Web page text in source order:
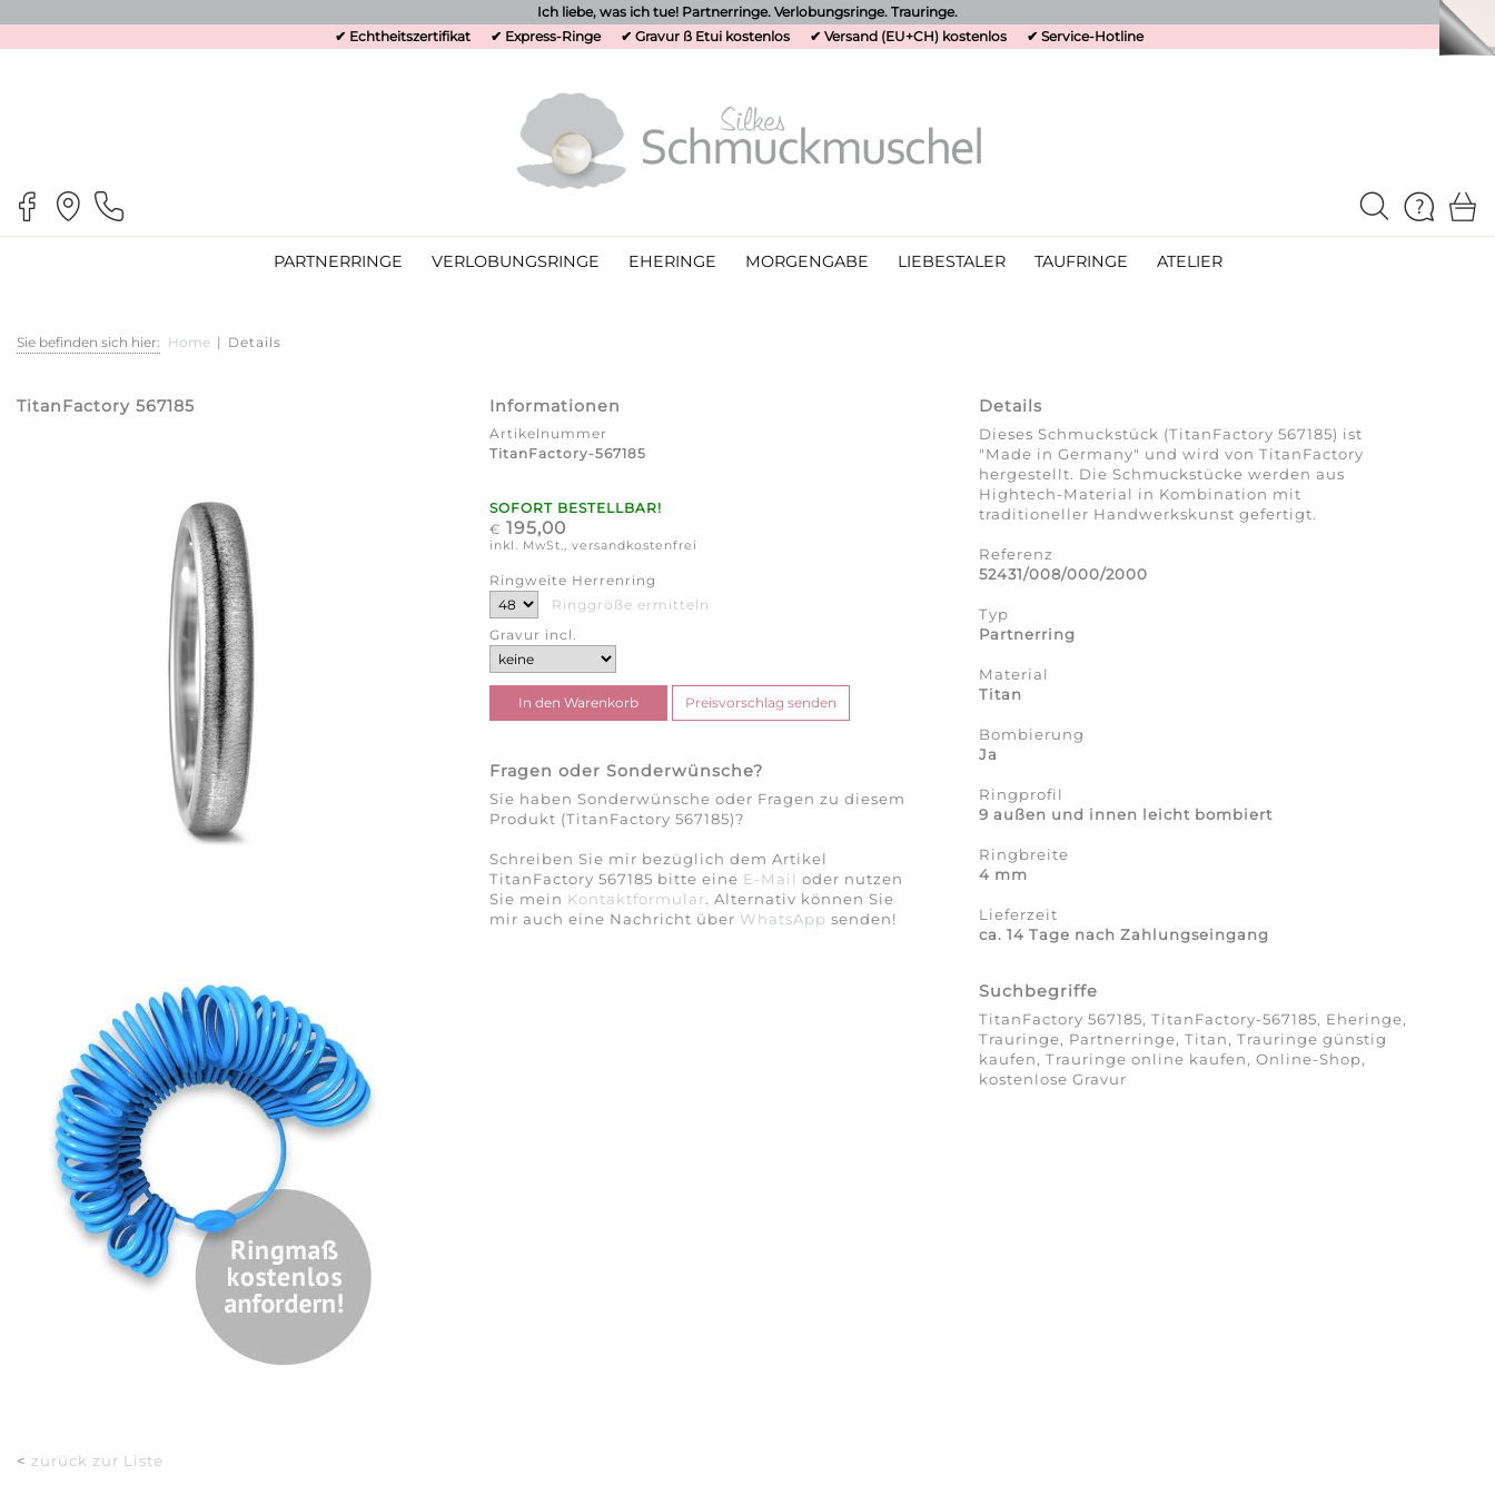
Ich liebe, was ich tue! Partnerringe. Verlobungsringe. Trauringe.
✔ Echtheitszertifikat
✔ Express-Ringe ✔ Gravur ß Etui kostenlos ✔ Versand (EU+CH) kostenlos ✔ Service-Hotline
PARTNERRINGE VERLOBUNGSRINGE EHERINGE MORGENGABE LIEBESTALER TAUFRINGE ATELIER
Sie befinden sich hier: Home | Details
TitanFactory 567185 Informationen
Artikelnummer
TitanFactory-567185
SOFORT BESTELLBAR!
€ 195,00
inkl. MwSt., versandkostenfrei
Ringweite Herrenring
Ringgröße ermitteln
Gravur incl.
Fragen oder Sonderwünsche?
Sie haben Sonderwünsche oder Fragen zu diesem
Produkt (TitanFactory 567185)?
Schreiben Sie mir bezüglich dem Artikel
TitanFactory 567185 bitte eine E-Mail oder nutzen
Sie mein Kontaktformular. Alternativ können Sie
mir auch eine Nachricht über WhatsApp senden!
Details
Dieses Schmuckstück (TitanFactory 567185) ist
"Made in Germany" und wird von TitanFactory
hergestellt. Die Schmuckstücke werden aus
Hightech-Material in Kombination mit
traditioneller Handwerkskunst gefertigt.
Referenz
52431/008/000/2000
Typ
Partnerring
Material
Titan
Bombierung
Ja
Ringprofil
9 außen und innen leicht bombiert
Ringbreite
4 mm
Lieferzeit
ca. 14 Tage nach Zahlungseingang
Suchbegriffe
TitanFactory 567185, TitanFactory-567185, Eheringe,
Trauringe, Partnerringe, Titan, Trauringe günstig
kaufen, Trauringe online kaufen, Online-Shop,
kostenlose Gravur
< zurück zur Liste